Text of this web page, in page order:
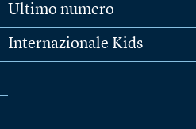
Ultimo numero
Internazionale Kids